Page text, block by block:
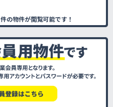
件の物件が閲覧可能です！